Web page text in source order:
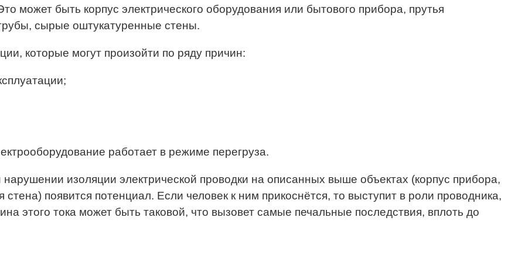
может быть корпус электрического оборудования или бытового прибора, прутья
сырые оштукатуренные стены.
которые могут произойти по ряду причин:
работает в режиме перегруза.
нарушении изоляции электрической проводки на описанных выше объектах (корпус прибора,
появится потенциал. Если человек к ним прикоснётся, то выступит в роли проводника,
этого тока может быть таковой, что вызовет самые печальные последствия, вплоть до